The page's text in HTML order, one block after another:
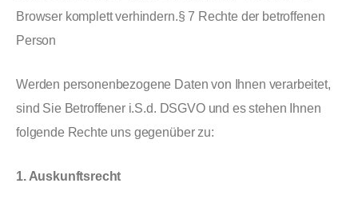
Browser komplett verhindern.§ 7 Rechte der betroffenen
Person
Werden personenbezogene Daten von Ihnen verarbeitet,
sind Sie Betroffener i.S.d. DSGVO und es stehen Ihnen
folgende Rechte uns gegenüber zu:
1. Auskunftsrecht